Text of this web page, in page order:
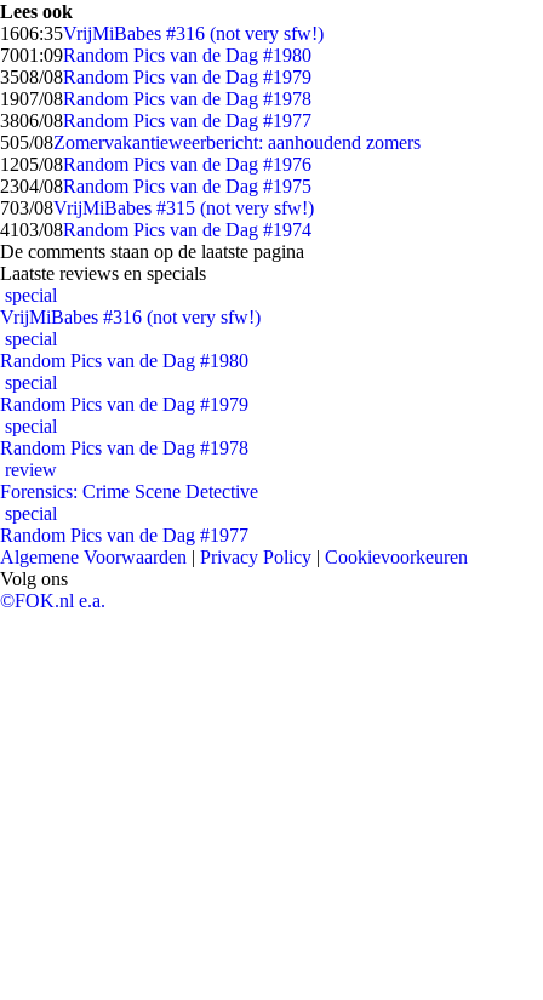
Lees ook
1606:35VrijMiBabes #316 (not very sfw!)
7001:09Random Pics van de Dag #1980
3508/08Random Pics van de Dag #1979
1907/08Random Pics van de Dag #1978
3806/08Random Pics van de Dag #1977
505/08Zomervakantieweerbericht: aanhoudend zomers
1205/08Random Pics van de Dag #1976
2304/08Random Pics van de Dag #1975
703/08VrijMiBabes #315 (not very sfw!)
4103/08Random Pics van de Dag #1974
De comments staan op de laatste pagina
Laatste reviews en specials
special
VrijMiBabes #316 (not very sfw!)
special
Random Pics van de Dag #1980
special
Random Pics van de Dag #1979
special
Random Pics van de Dag #1978
review
Forensics: Crime Scene Detective
special
Random Pics van de Dag #1977
Algemene Voorwaarden | Privacy Policy | Cookievoorkeuren
Volg ons
©FOK.nl e.a.